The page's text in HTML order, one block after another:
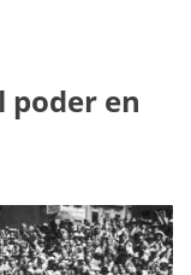
poder en